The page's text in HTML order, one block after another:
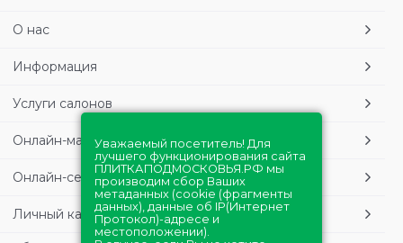
О нас
Информация
Услуги салонов
Онлайн-магазин
Онлайн-сервисы
Личный кабинет
Уважаемый посетитель! Для
лучшего функционирования сайта
ПЛИТКАПОДМОСКОВЬЯ.РФ мы
производим сбор Ваших
метаданных (cookie (фрагменты
данных), данные об IP(Интернет
Протокол)-адресе и
местоположении).